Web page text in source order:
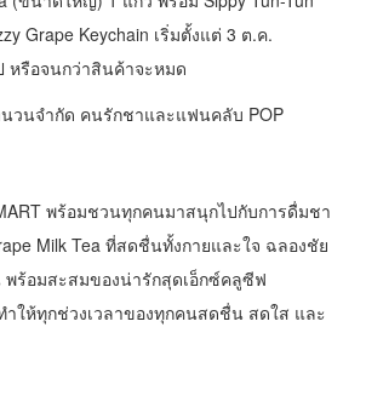
Grape Keychain เริ่มตั้งแต่ 3 ต.ค.
หรือจนกว่าสินค้าจะหมด
วนจำกัด คนรักชาและแฟนคลับ POP
พร้อมชวนทุกคนมาสนุกไปกับการดื่มชา
Milk Tea ที่สดชื่นทั้งกายและใจ ฉลองชัย
ร้อมสะสมของน่ารักสุดเอ็กซ์คลูซีฟ
ำให้ทุกช่วงเวลาของทุกคนสดชื่น สดใส และ